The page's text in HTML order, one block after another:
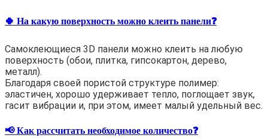
🍀 На какую поверхность можно клеить панели❓
Самоклеющиеся 3D панели можно клеить на любую
поверхность (обои, плитка, гипсокартон, дерево,
металл).
Благодаря своей пористой структуре полимер:
эластичен, хорошо удерживает тепло, поглощает звук,
гасит вибрации и, при этом, имеет малый удельный вес.
📢 Как рассчитать необходимое количество❓